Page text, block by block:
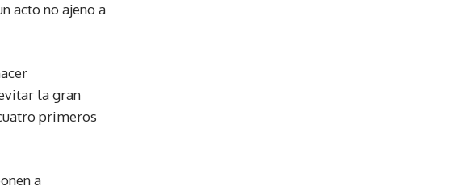
acto no ajeno a
la gran
primeros
a